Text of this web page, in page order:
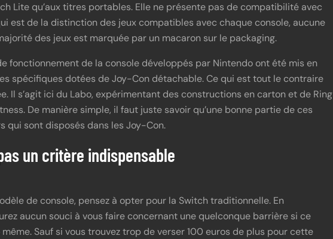
Lite qu’aux titres portables. Elle ne présente pas de compatibilité avec
est de la distinction des jeux compatibles avec chaque console, aucune
des jeux est marquée par un macaron sur le packaging.
fonctionnement de la console développés par Nintendo ont été mis en
spécifiques dotées de Joy-Con détachable. Ce qui est tout le contraire
Il s’agit ici du Labo, expérimentant des constructions en carton et de Ring
De manière simple, il faut juste savoir qu’une bonne partie de ces
qui sont disposés dans les Joy-Con.
un critère indispensable
de console, pensez à opter pour la Switch traditionnelle. En
aucun souci à vous faire concernant une quelconque barrière si ce
Sauf si vous trouvez trop de verser 100 euros de plus pour cette